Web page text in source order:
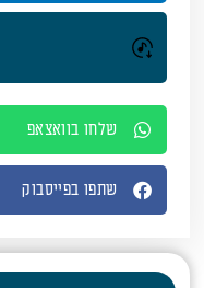
שלחו בוואצאפ
שתפו בפייסבוק